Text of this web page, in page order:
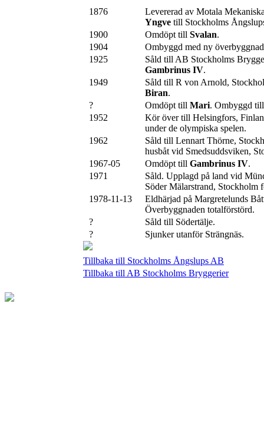
1876
Levererad av Motala
Yngve till Stockholms
1900
Omdöpt till Svalan.
1904
Ombyggd med ny
1925
Såld till AB Stockholms
Gambrinus IV.
1949
Såld till R von Arnold,
Biran.
?
Omdöpt till Mari. Ombyggd
1952
Kör över till Helsingfors,
under de olympiska spelen.
1962
Såld till Lennart Thörne,
husbåt vid Smedsuddsviken,
1967-05
Omdöpt till Gambrinus IV.
1971
Såld. Upplagd på land vid
Söder Mälarstrand, Stockholm
1978-11-13
Eldhärjad på Margretelunds
Överbyggnaden totalförstörd.
?
Såld till Södertälje.
?
Sjunker utanför Strängnäs.
Tillbaka till Stockholms Ångslups AB
Tillbaka till AB Stockholms Bryggerier